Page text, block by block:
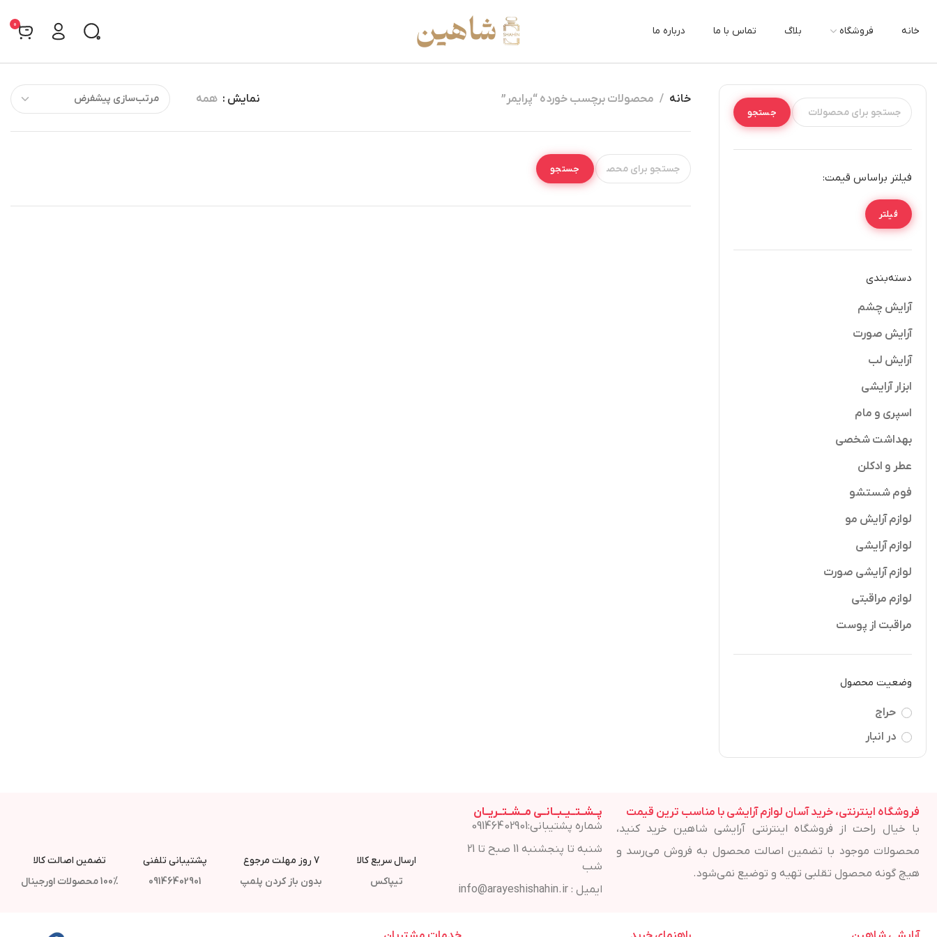
خانه فروشگاه بلاگ تماس با ما درباره ما
0
جستجو
فیلتر براساس قیمت:
فیلتر
دسته‌بندی
آرایش چشم
آرایش صورت
آرایش لب
ابزار آرایشی
اسپری و مام
بهداشت شخصی
عطر و ادکلن
فوم شستشو
لوازم آرایش مو
لوازم آرایشی
لوازم آرایشی صورت
لوازم مراقبتی
مراقبت از پوست
وضعیت محصول
حراج
در انبار
خانه محصولات برچسب خورده “پرایمر” نمایش همه
جستجو
فروشگاه اینترنتی، خرید آسان لوازم آرایشی با مناسب ترین قیمت
با خیال راحت از فروشگاه اینترنتی آرایشی شاهین خرید کنید،
محصولات موجود با تضمین اصالت محصول به فروش می‌رسد و
هیچ گونه محصول تقلبی تهیه و توضیع نمی‌شود.
پــشــتــیــبــانــی مــشــتــریــان
شماره پشتیبانی:09146402901
شنبه تا پنجشنبه 11 صبح تا 21
شب
ایمیل : info@arayeshishahin.ir
ارسال سریع کالا
تیپاکس
7 روز مهلت مرجوع
بدون باز کردن پلمپ
پشتیبانی تلفنی
09146402901
تضمین اصالت کالا
100% محصولات اورجینال